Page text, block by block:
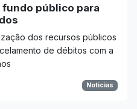
fundo público para
dos recursos públicos
de débitos com a
Noticias